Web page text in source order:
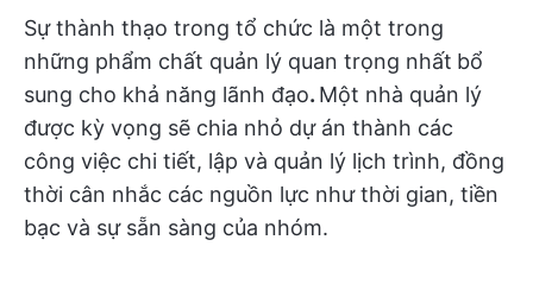
Sự thành thạo trong tổ chức là một trong
những phẩm chất quản lý quan trọng nhất bổ
sung cho khả năng lãnh đạo. Một nhà quản lý
được kỳ vọng sẽ chia nhỏ dự án thành các
công việc chi tiết, lập và quản lý lịch trình, đồng
thời cân nhắc các nguồn lực như thời gian, tiền
bạc và sự sẵn sàng của nhóm.